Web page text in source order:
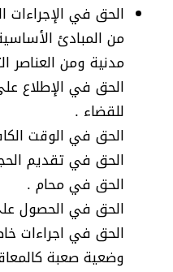
الحق في الإجراءات
من المبادئ
مدنية ومن العناصر
الحق في الإطلاع
للقضاء .
الحق في الوقت
الحق في تقديم
الحق في محام .
الحق في الحصول
الحق في اجراءات
وضعية صعبة